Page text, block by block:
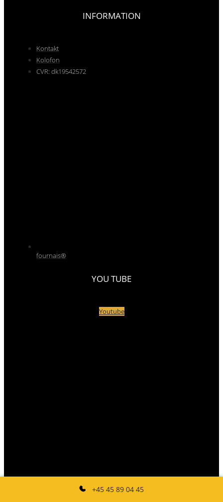
INFORMATION
Kontakt
Kolofon
CVR: dk19542572
fournais®
YOU TUBE
Youtube
+45 45 89 04 45